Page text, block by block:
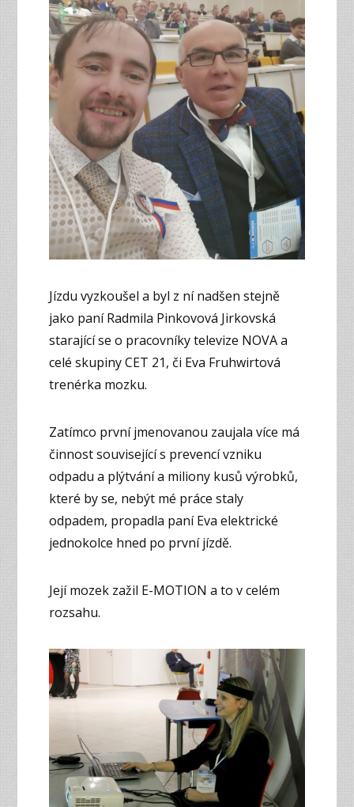
Jízdu vyzkoušel a byl z ní nadšen stejně
jako paní Radmila Pinkovová Jirkovská
starající se o pracovníky televize NOVA a
celé skupiny CET 21, či Eva Fruhwirtová
trenérka mozku.
Zatímco první jmenovanou zaujala více má
činnost související s prevencí vzniku
odpadu a plýtvání a miliony kusů výrobků,
které by se, nebýt mé práce staly
odpadem, propadla paní Eva elektrické
jednokolce hned po první jízdě.
Její mozek zažil E-MOTION a to v celém
rozsahu.